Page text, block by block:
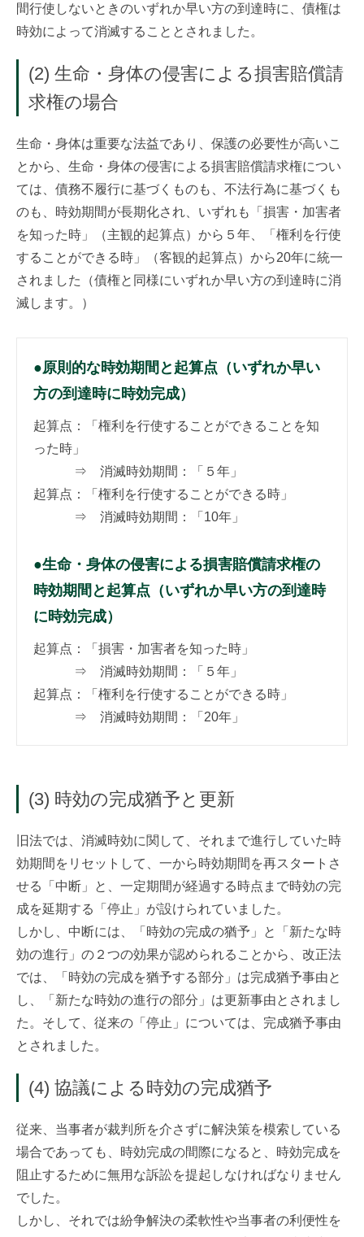
間行使しないときのいずれか早い方の到達時に、債権は
時効によって消滅することとされました。
(2) 生命・身体の侵害による損害賠償請
求権の場合
生命・身体は重要な法益であり、保護の必要性が高いこ
とから、生命・身体の侵害による損害賠償請求権につい
ては、債務不履行に基づくものも、不法行為に基づくも
のも、時効期間が長期化され、いずれも「損害・加害者
を知った時」（主観的起算点）から５年、「権利を行使
することができる時」（客観的起算点）から20年に統一
されました（債権と同様にいずれか早い方の到達時に消
滅します。）
●原則的な時効期間と起算点（いずれか早い
方の到達時に時効完成）
起算点：「権利を行使することができることを知
った時」
⇒ 消滅時効期間：「５年」
起算点：「権利を行使することができる時」
⇒ 消滅時効期間：「10年」
●生命・身体の侵害による損害賠償請求権の
時効期間と起算点（いずれか早い方の到達時
に時効完成）
起算点：「損害・加害者を知った時」
⇒ 消滅時効期間：「５年」
起算点：「権利を行使することができる時」
⇒ 消滅時効期間：「20年」
(3) 時効の完成猶予と更新
旧法では、消滅時効に関して、それまで進行していた時
効期間をリセットして、一から時効期間を再スタートさ
せる「中断」と、一定期間が経過する時点まで時効の完
成を延期する「停止」が設けられていました。
しかし、中断には、「時効の完成の猶予」と「新たな時
効の進行」の２つの効果が認められることから、改正法
では、「時効の完成を猶予する部分」は完成猶予事由と
し、「新たな時効の進行の部分」は更新事由とされまし
た。そして、従来の「停止」については、完成猶予事由
とされました。
(4) 協議による時効の完成猶予
従来、当事者が裁判所を介さずに解決策を模索している
場合であっても、時効完成の間際になると、時効完成を
阻止するために無用な訴訟を提起しなければなりません
でした。
しかし、それでは紛争解決の柔軟性や当事者の利便性を